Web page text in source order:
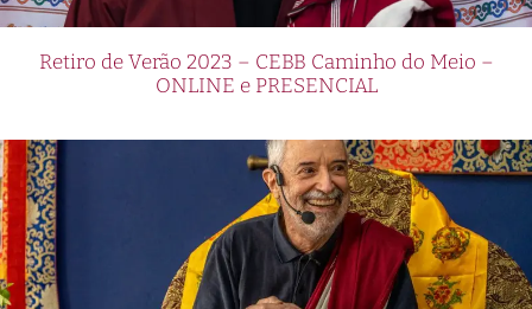
Retiro de Verão 2023 – CEBB Caminho do Meio –
ONLINE e PRESENCIAL